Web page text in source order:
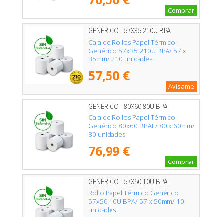
Comprar
GENERICO - 57X35 210U BPA
Caja de Rollos Papel Térmico
Genérico 57x35 210U BPA/ 57 x
35mm/ 210 unidades
57,50 €
Avísame
GENERICO - 80X60 80U BPA
Caja de Rollos Papel Térmico
Genérico 80x60 BPAF/ 80 x 60mm/
80 unidades
76,99 €
Comprar
GENERICO - 57X50 10U BPA
Rollo Papel Térmico Genérico
57x50 10U BPA/ 57 x 50mm/ 10
unidades